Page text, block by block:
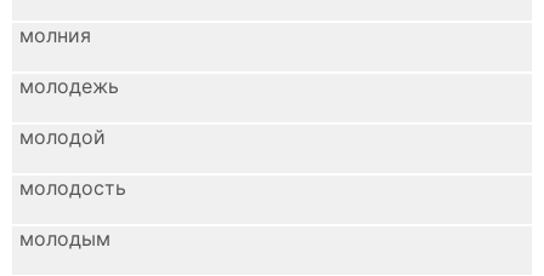
молния
молодежь
молодой
молодость
молодым